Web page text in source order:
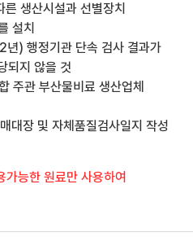
생산시설과 선별장치
설치
년) 행정기관 단속 검사 결과가
되지 않을 것
주관 부산물비료 생산업체
대장 및 자체품질검사일지 작성
능한 원료만 사용하여